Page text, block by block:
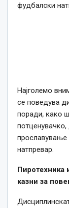
фудбалски
Најголемо
се поведува
поради, како
прославување
натпревар.
Пиротехника
казни за